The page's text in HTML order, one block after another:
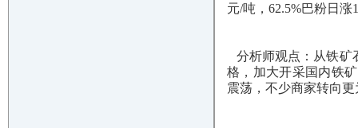
元/吨，62.5%巴粉日涨
分析师观点：从铁矿
格，加大开采国内铁
震荡，不少商家转向